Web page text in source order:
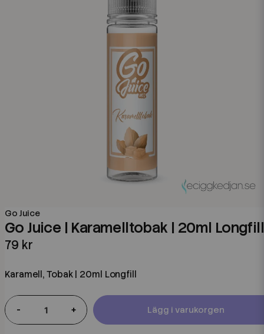
Go Juice
Go Juice | Karamelltobak | 20ml Longfill
79 kr
Karamell, Tobak | 20ml Longfill
- + Lägg i varukorgen